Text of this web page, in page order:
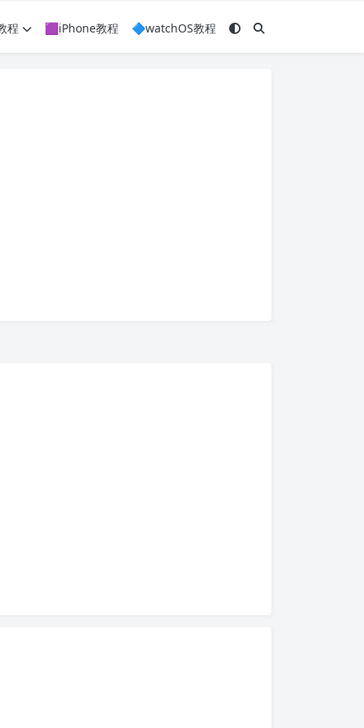
程 🟪iPhone教程 🔷watchOS教程